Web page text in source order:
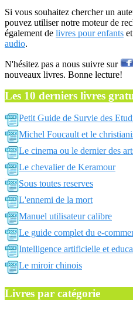
Si vous souhaitez chercher un
pouvez utiliser notre moteur de
également de livres pour enfants
audio.
N'hésitez pas a nous suivre sur
nouveaux livres. Bonne lecture!
Les 10 derniers livres
Petit Guide de Survie des
Michel Foucault et le
Le cinema ou le dernier des
Le chevalier de Keramour
Sous toutes reserves
L'ennemi de la mort
Manuel utilisateur calibre
Le guide complet du e-
Intelligence artificielle et
Le miroir chinois
Livres par catégorie